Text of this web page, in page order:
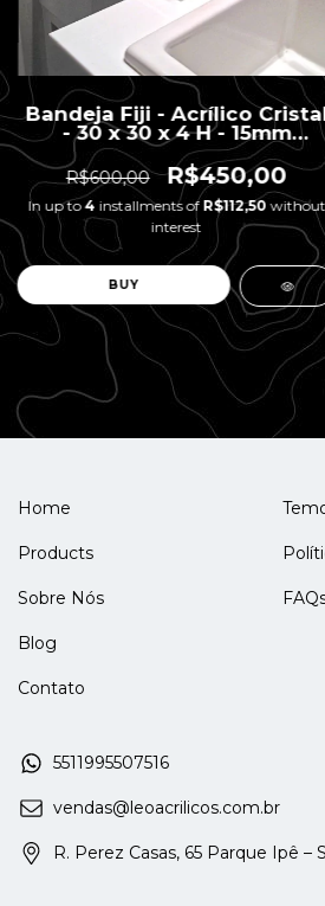
Bandeja Fiji - Acrílico
- 30 x 30 x 4 H - 15mm
Espessura
R$600,00 R$450,00
In up to4 installments of R$112,50 without
interest
Home
Products
Sobre Nós
Blog
Contato
5511995507516
vendas@leoacrilicos.com.br
R. Perez Casas, 65 Parque Ipê –